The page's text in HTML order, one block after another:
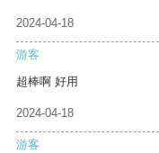
2024-04-18
游客
超棒啊 好用
2024-04-18
游客